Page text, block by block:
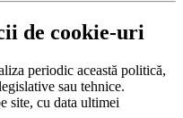
de cookie-uri
periodic această politică,
sau tehnice.
site, cu data ultimei